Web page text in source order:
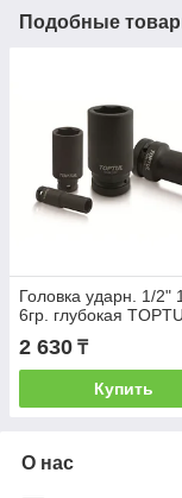
Подобные
Головка ударн. 1/2"
6гр. глубокая
2 630 ₸
Купить
О нас